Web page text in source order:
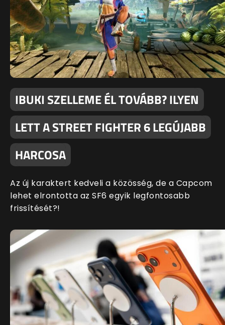
IBUKI SZELLEME ÉL TOVÁBB? ILYEN
LETT A STREET FIGHTER 6 LEGÚJABB
HARCOSA
Az új karaktert kedveli a közösség, de a Capcom
lehet elrontotta az SF6 egyik legfontosabb
frissítését?!